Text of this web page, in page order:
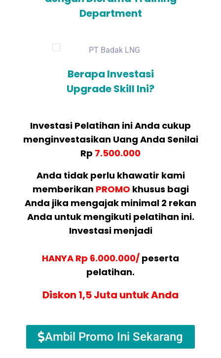
Department
Berapa Investasi
Upgrade Skill Ini?
Investasi Pelatihan ini Anda cukup
menginvestasikan Uang Anda Senilai
Rp 7.500.000
Anda tidak perlu khawatir kami
memberikan PROMO khusus bagi
Anda jika mengajak minimal 2 rekan
Anda untuk mengikuti pelatihan ini.
Investasi menjadi
HANYA Rp 6.000.000/ peserta
pelatihan.
Diskon 1,5 Juta untuk Anda
Ambil Promo Ini Sekarang